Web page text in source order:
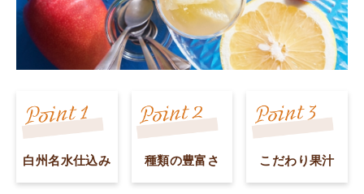
白州名水仕込み 種類の豊富さ こだわり果汁